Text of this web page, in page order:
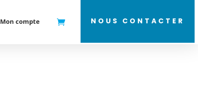
NOUS CONTACTER
Mon compte